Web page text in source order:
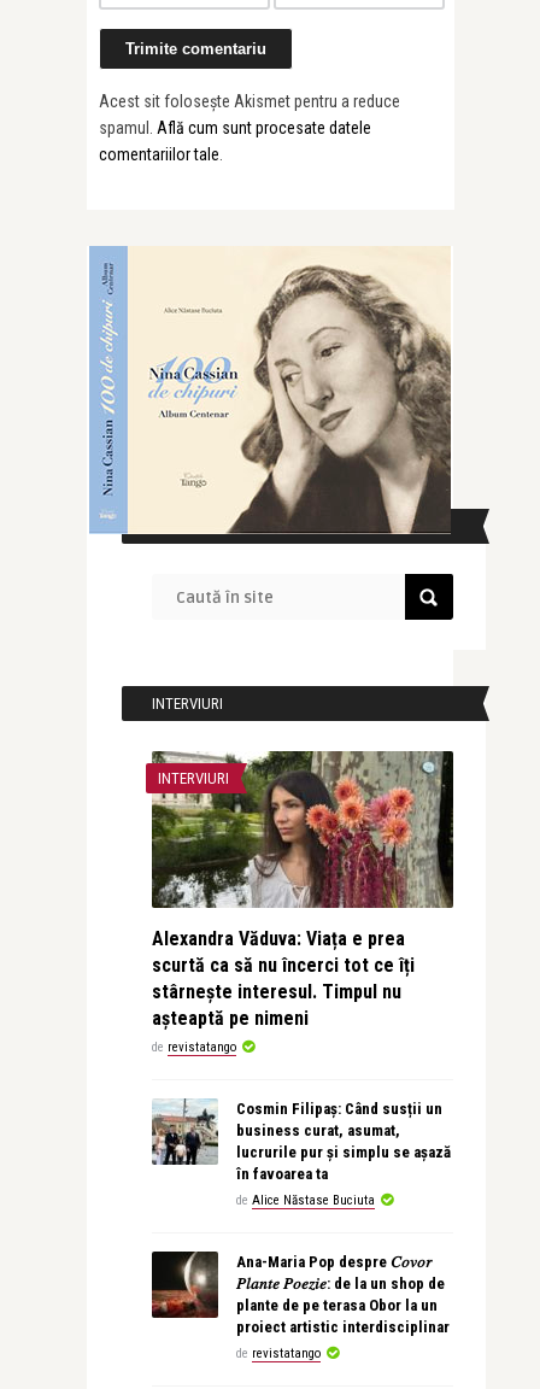
Acest sit folosește Akismet pentru a reduce
spamul. Află cum sunt procesate datele
comentariilor tale
CAUTĂ ÎN SITE
INTERVIURI
INTERVIURI
Alexandra Văduva: Viața e prea
scurtă ca să nu încerci tot ce îți
stârnește interesul. Timpul nu
așteaptă pe nimeni
de revistatango
Cosmin Filipaș: Când susții un
business curat, asumat,
lucrurile pur și simplu se așază
în favoarea ta
de Alice Năstase Buciuta
Ana-Maria Pop despre 𝐶𝑜𝑣𝑜𝑟
𝑃𝑙𝑎𝑛𝑡𝑒 𝑃𝑜𝑒𝑧𝑖𝑒: de la un shop de
plante de pe terasa Obor la un
proiect artistic interdisciplinar
de revistatango